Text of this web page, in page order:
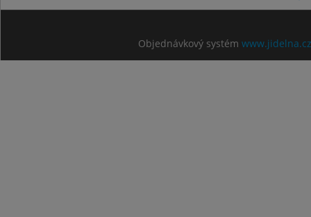
Objednávkový systém www.jidelna.cz